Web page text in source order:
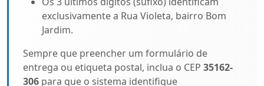
exclusivamente a Rua Violeta, bairro Bom
Jardim.
Sempre que preencher um formulário de
entrega ou etiqueta postal, inclua o CEP 35162-
306 para que o sistema identifique